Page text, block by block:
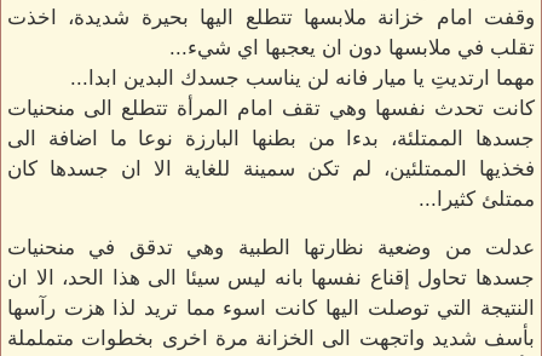
وقفت امام خزانة ملابسها تتطلع اليها بحيرة شديدة، اخذت
تقلب في ملابسها دون ان يعجبها اي شيء...
مهما ارتديتِ يا ميار فانه لن يناسب جسدك البدين ابدا...
كانت تحدث نفسها وهي تقف امام المرأة تتطلع الى منحنيات
جسدها الممتلئة، بدءا من بطنها البارزة نوعا ما اضافة الى
فخذيها الممتلئين، لم تكن سمينة للغاية الا ان جسدها كان
ممتلئ كثيرا...
عدلت من وضعية نظارتها الطبية وهي تدقق في منحنيات
جسدها تحاول إقناع نفسها بانه ليس سيئا الى هذا الحد، الا ان
النتيجة التي توصلت اليها كانت اسوء مما تريد لذا هزت رآسها
بأسف شديد واتجهت الى الخزانة مرة اخرى بخطوات متململة